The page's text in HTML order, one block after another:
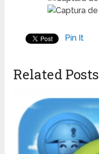
Pin It
Related Posts